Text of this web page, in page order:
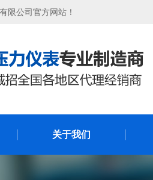
限公司官方网站！
关于我们